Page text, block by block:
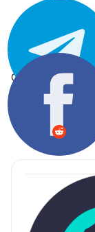
Chia sẻ: